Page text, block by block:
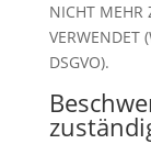
NICHT MEHR
VERWENDET
DSGVO).